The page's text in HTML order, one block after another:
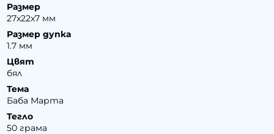
Размер
27х22х7 мм
Размер дупка
1.7 мм
Цвят
бял
Тема
Баба Марта
Тегло
50 грама